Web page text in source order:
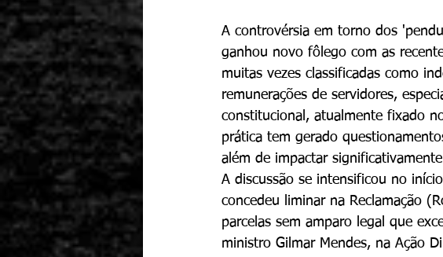
A controvérsia em torno dos
ganhou novo fôlego com as
muitas vezes classificadas como
remunerações de servidores,
constitucional, atualmente fixado
prática tem gerado
além de impactar
A discussão se intensificou no
concedeu liminar na Reclamação
parcelas sem amparo legal que
ministro Gilmar Mendes, na Ação